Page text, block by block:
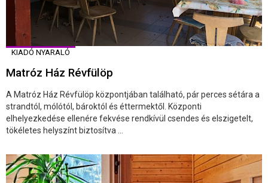
KIADÓ NYARALÓ
Matróz Ház Révfülöp
A Matróz Ház Révfülöp központjában található, pár perces sétára a
strandtól, mólótól, bároktól és éttermektől. Központi
elhelyezkedése ellenére fekvése rendkívül csendes és elszigetelt,
tökéletes helyszínt biztosítva ...